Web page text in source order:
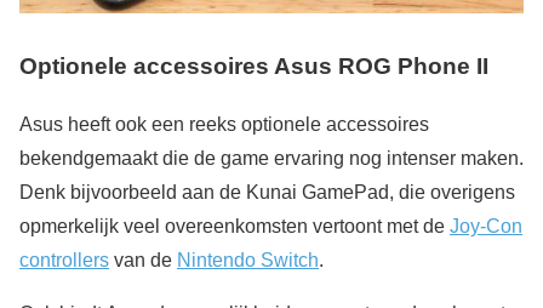
Optionele accessoires Asus ROG Phone II
Asus heeft ook een reeks optionele accessoires
bekendgemaakt die de game ervaring nog intenser maken.
Denk bijvoorbeeld aan de Kunai GamePad, die overigens
opmerkelijk veel overeenkomsten vertoont met de Joy-Con
controllers van de Nintendo Switch.